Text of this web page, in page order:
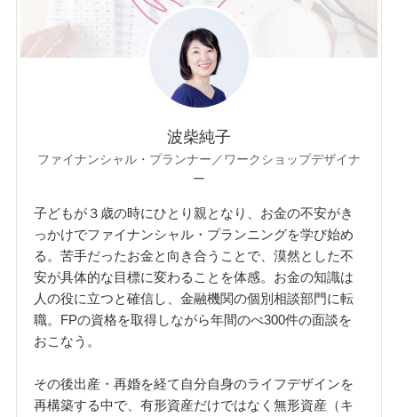
波柴純子
ファイナンシャル・プランナー／ワークショップデザイナ
ー
子どもが３歳の時にひとり親となり、お金の不安がき
っかけでファイナンシャル・プランニングを学び始め
る。苦手だったお金と向き合うことで、漠然とした不
安が具体的な目標に変わることを体感。お金の知識は
人の役に立つと確信し、金融機関の個別相談部門に転
職。FPの資格を取得しながら年間のべ300件の面談を
おこなう。
その後出産・再婚を経て自分自身のライフデザインを
再構築する中で、有形資産だけではなく無形資産（キ